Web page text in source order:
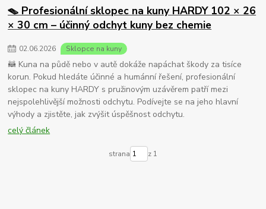
🪤 Profesionální sklopec na kuny HARDY 102 × 26
× 30 cm – účinný odchyt kuny bez chemie
02.06.2026 Sklopce na kuny
🦝 Kuna na půdě nebo v autě dokáže napáchat škody za tisíce
korun. Pokud hledáte účinné a humánní řešení, profesionální
sklopec na kuny HARDY s pružinovým uzávěrem patří mezi
nejspolehlivější možnosti odchytu. Podívejte se na jeho hlavní
výhody a zjistěte, jak zvýšit úspěšnost odchytu.
celý článek
strana z 1